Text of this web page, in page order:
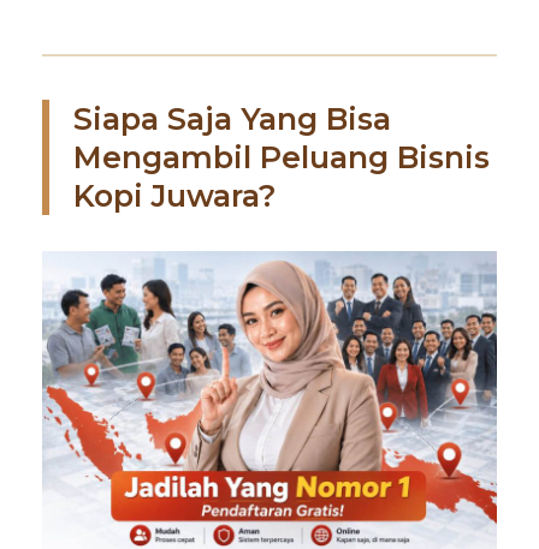
Siapa Saja Yang Bisa
Mengambil Peluang Bisnis
Kopi Juwara?